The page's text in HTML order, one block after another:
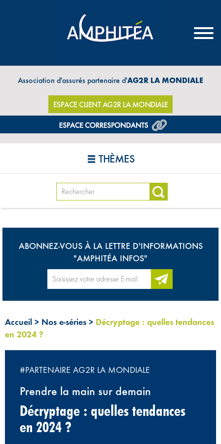
Association d'assurés partenaire d'AG2R LA MONDIALE
ESPACE CLIENT AG2R LA MONDIALE
THÈMES
ABONNEZ-VOUS À LA LETTRE D'INFORMATIONS
"AMPHITÉA INFOS"
Accueil > Nos e-séries > Décryptage : quelles tendances
en 2024 ?
#PARTENAIRE AG2R LA MONDIALE
Prendre la main sur demain
Décryptage : quelles tendances
en 2024 ?